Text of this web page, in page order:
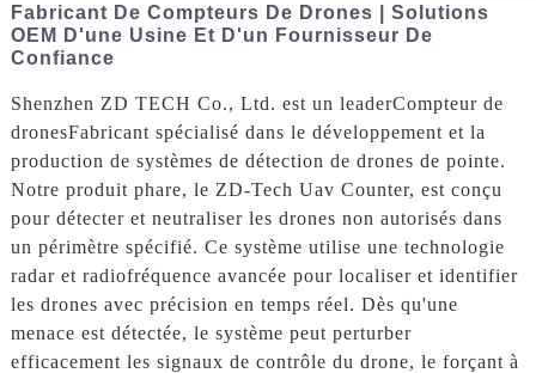
Fabricant De Compteurs De Drones | Solutions
OEM D'une Usine Et D'un Fournisseur De
Confiance
Shenzhen ZD TECH Co., Ltd. est un leaderCompteur de
dronesFabricant spécialisé dans le développement et la
production de systèmes de détection de drones de pointe.
Notre produit phare, le ZD-Tech Uav Counter, est conçu
pour détecter et neutraliser les drones non autorisés dans
un périmètre spécifié. Ce système utilise une technologie
radar et radiofréquence avancée pour localiser et identifier
les drones avec précision en temps réel. Dès qu'une
menace est détectée, le système peut perturber
efficacement les signaux de contrôle du drone, le forçant à